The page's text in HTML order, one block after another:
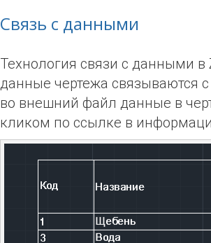
Связь c данными
Технология связи с данными в
данные чертежа связываются
во внешний файл данные в
кликом по ссылке в